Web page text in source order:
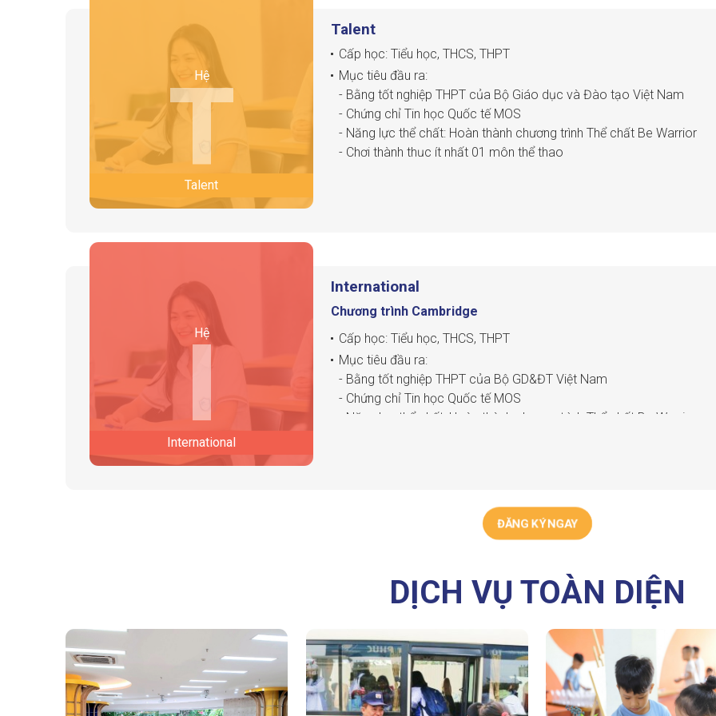
Hệ
T
Talent
Talent
Cấp học: Tiểu học, THCS, THPT
Mục tiêu đầu ra:
- Bằng tốt nghiệp THPT của Bộ Giáo dục và Đào tạo Việt Nam
- Chứng chỉ Tin học Quốc tế MOS
- Năng lực thể chất: Hoàn thành chương trình Thể chất Be Warrior
- Chơi thành thục ít nhất 01 môn thể thao
Hệ
I
International
International
Chương trình Cambridge
Cấp học: Tiểu học, THCS, THPT
Mục tiêu đầu ra:
- Bằng tốt nghiệp THPT của Bộ GD&ĐT Việt Nam
- Chứng chỉ Tin học Quốc tế MOS
- Năng lực thể chất: Hoàn thành chương trình Thể chất Be Warrior
- Chứng chỉ tiếng Anh IELTS 7.0+ đối với lộ trình ESL
ĐĂNG KÝ NGAY
DỊCH VỤ TOÀN DIỆN